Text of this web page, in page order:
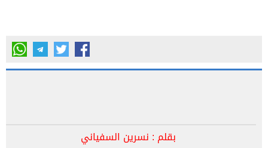
بقلم : نسرين السفياني